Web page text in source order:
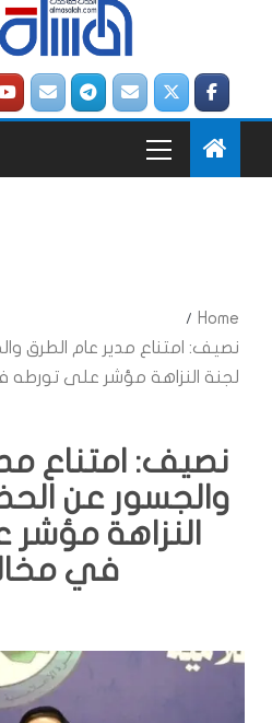
Home
نصيف: امتناع مدير عام الطرق
لجنة النزاهة مؤشر على
نصيف: امتناع
والجسور عن
النزاهة
في